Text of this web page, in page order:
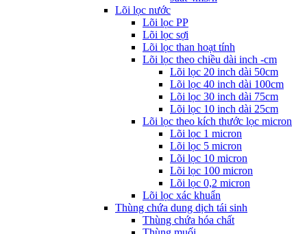
Lõi lọc nước
Lõi lọc PP
Lõi lọc sợi
Lõi lọc than hoạt tính
Lõi lọc theo chiều dài inch -cm
Lõi lọc 20 inch dài 50cm
Lõi lọc 40 inch dài 100cm
Lõi lọc 30 inch dài 75cm
Lõi lọc 10 inch dài 25cm
Lõi lọc theo kích thước lọc micron
Lõi lọc 1 micron
Lõi lọc 5 micron
Lõi lọc 10 micron
Lõi lọc 100 micron
Lõi lọc 0,2 micron
Lõi lọc xác khuẩn
Thùng chứa dung dịch tái sinh
Thùng chứa hóa chất